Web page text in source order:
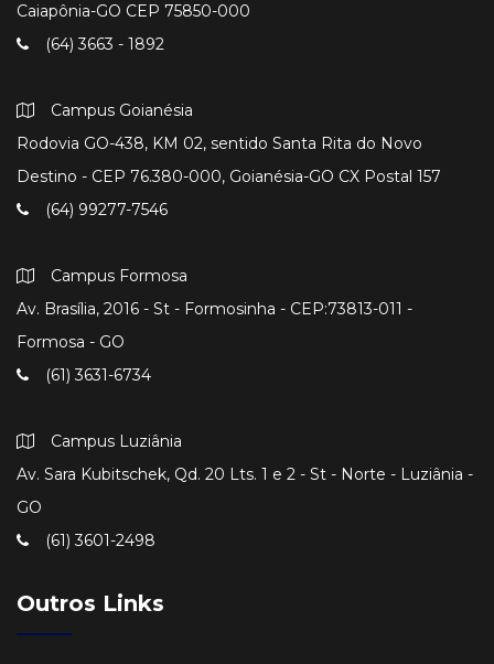
Caiapônia-GO CEP 75850-000
(64) 3663 - 1892
Campus Goianésia
Rodovia GO-438, KM 02, sentido Santa Rita do Novo
Destino - CEP 76.380-000, Goianésia-GO CX Postal 157
(64) 99277-7546
Campus Formosa
Av. Brasília, 2016 - St - Formosinha - CEP:73813-011 -
Formosa - GO
(61) 3631-6734
Campus Luziânia
Av. Sara Kubitschek, Qd. 20 Lts. 1 e 2 - St - Norte - Luziânia -
GO
(61) 3601-2498
Outros Links